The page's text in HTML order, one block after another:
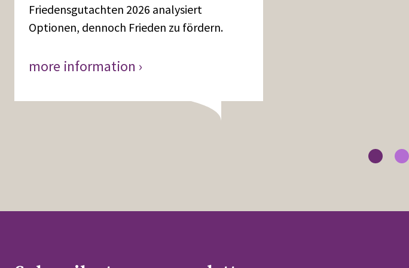
Friedensgutachten 2026 analysiert
Optionen, dennoch Frieden zu fördern.
more information ›